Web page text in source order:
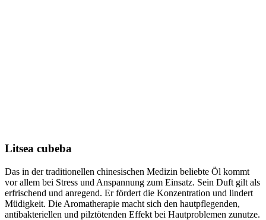
Litsea cubeba
Das in der traditionellen chinesischen Medizin beliebte Öl kommt
vor allem bei Stress und Anspannung zum Einsatz. Sein Duft gilt als
erfrischend und anregend. Er fördert die Konzentration und lindert
Müdigkeit. Die Aromatherapie macht sich den hautpflegenden,
antibakteriellen und pilztötenden Effekt bei Hautproblemen zunutze.